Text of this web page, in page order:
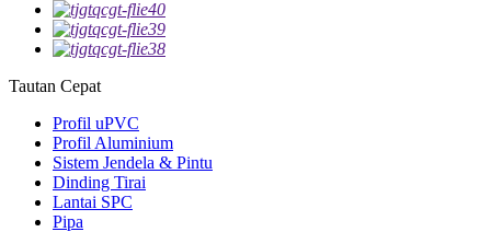
Tautan Cepat
Profil uPVC
Profil Aluminium
Sistem Jendela & Pintu
Dinding Tirai
Lantai SPC
Pipa